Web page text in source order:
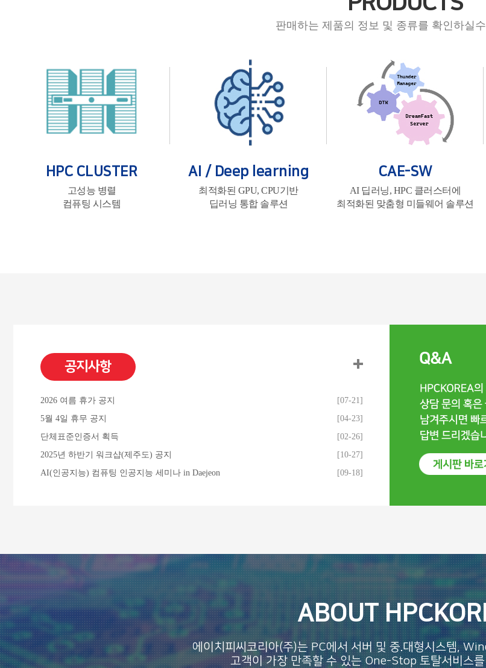
판매하는 제품의 정보 및 종류를 확인하실
HPC CLUSTER
고성능 병렬
컴퓨팅 시스템
AI / Deep learning
최적화된 GPU, CPU기반
딥러닝 통합 솔루션
CAE-SW
AI 딥러닝, HPC 클러스터에
최적화된 맞춤형 미들웨어 솔루션
공지사항
2026 여름 휴가 공지
[07-21]
5월 4일 휴무 공지
[04-23]
단체표준인증서 획득
[02-26]
2025년 하반기 워크샵(제주도) 공지
[10-27]
AI(인공지능) 컴퓨팅 인공지능 세미나 in Daejeon
[09-18]
ABOUT
에이치피씨코리아(주)는 PC에서 서버 및 중.대형시스템,
고객이 가장 만족할 수 있는 One-Stop 토탈서비스